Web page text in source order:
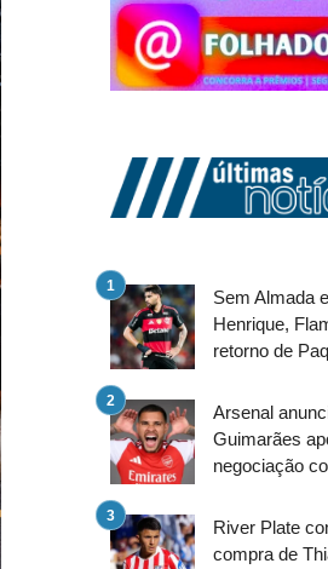
Sem Almada
Henrique,
retorno de
Arsenal
Guimarães
negociação
River Plate
compra de